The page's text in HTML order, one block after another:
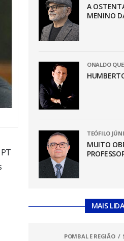
A
MENINO
ONALDO
TEÓFILO
MUITO
MAIS
POMBAL E REGIÃO